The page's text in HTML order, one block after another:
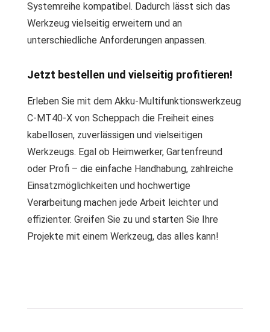
Systemreihe kompatibel. Dadurch lässt sich das
Werkzeug vielseitig erweitern und an
unterschiedliche Anforderungen anpassen.
Jetzt bestellen und vielseitig profitieren!
Erleben Sie mit dem Akku-Multifunktionswerkzeug
C-MT40-X von Scheppach die Freiheit eines
kabellosen, zuverlässigen und vielseitigen
Werkzeugs. Egal ob Heimwerker, Gartenfreund
oder Profi – die einfache Handhabung, zahlreiche
Einsatzmöglichkeiten und hochwertige
Verarbeitung machen jede Arbeit leichter und
effizienter. Greifen Sie zu und starten Sie Ihre
Projekte mit einem Werkzeug, das alles kann!